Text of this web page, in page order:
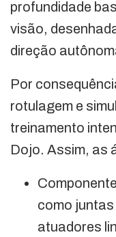
profundidade
visão,
direção
Por
rotulagem e
treinamento
Dojo. Assim, as
como
atuadores